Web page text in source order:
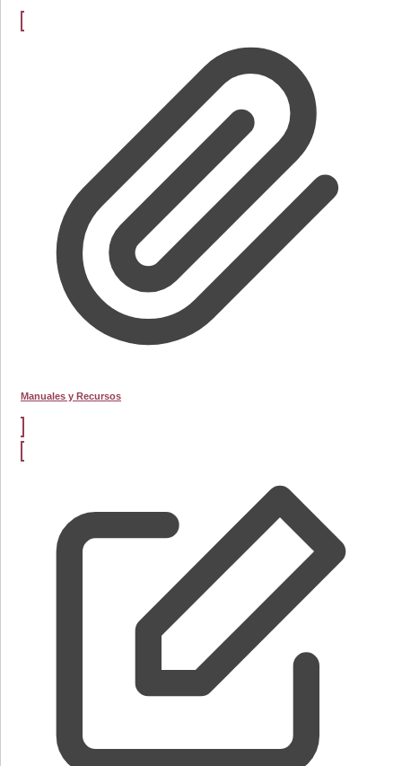
Manuales y Recursos